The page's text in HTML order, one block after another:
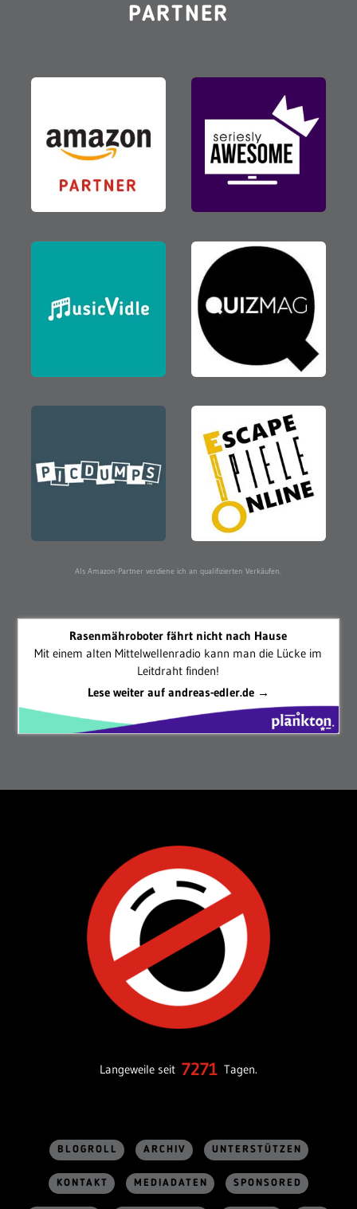
PARTNER
Als Amazon-Partner verdiene ich an qualifizierten Verkäufen.
Rasenmähroboter fährt nicht nach Hause
Mit einem alten Mittelwellenradio kann man die Lücke im
Leitdraht finden!
Lese weiter auf andreas-edler.de →
Langeweile seit 7271 Tagen.
BLOGROLL ARCHIV UNTERSTÜTZEN
KONTAKT MEDIADATEN SPONSORED